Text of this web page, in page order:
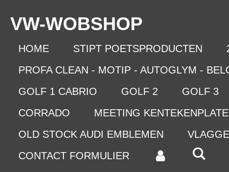
direct
VW-WOBSHOP
HOME STIPT POETSPRODUCTEN
PROFA CLEAN - MOTIP - AUTOGLYM -
GOLF 1 CABRIO
GOLF 2 GOLF 3
CORRADO
MEETING
OLD STOCK AUDI EMBLEMEN
CONTACT FORMULIER